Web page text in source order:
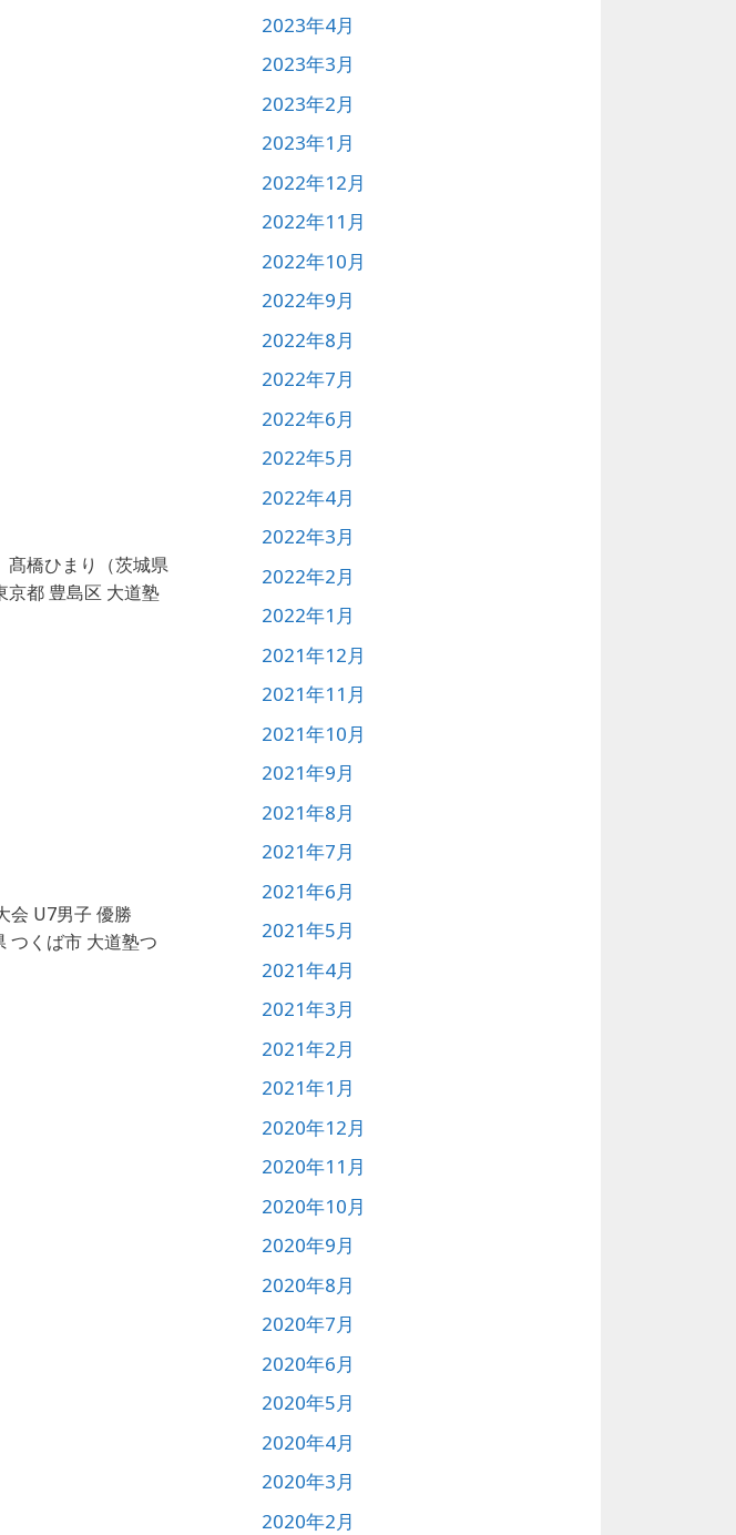
橋ひまり（茨城県
都 豊島区 大道塾
大会 U7男子 優勝
つくば市 大道塾つ
2023年4月
2023年3月
2023年2月
2023年1月
2022年12月
2022年11月
2022年10月
2022年9月
2022年8月
2022年7月
2022年6月
2022年5月
2022年4月
2022年3月
2022年2月
2022年1月
2021年12月
2021年11月
2021年10月
2021年9月
2021年8月
2021年7月
2021年6月
2021年5月
2021年4月
2021年3月
2021年2月
2021年1月
2020年12月
2020年11月
2020年10月
2020年9月
2020年8月
2020年7月
2020年6月
2020年5月
2020年4月
2020年3月
2020年2月